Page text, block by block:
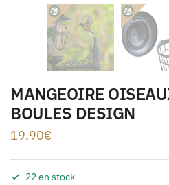
MANGEOIRE
BOULES DESIGN
19.90€
22 en stock